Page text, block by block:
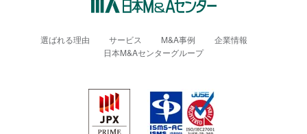
選ばれる理由 サービス M&A事例
企業情報
日本M&Aセンターグループ